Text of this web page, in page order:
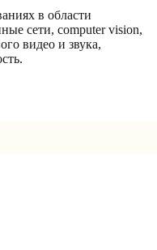
в области
сети, computer vision,
видео и звука,